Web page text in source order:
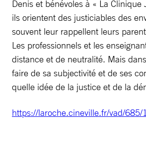
Denis et bénévoles à « La Clinique
ils orientent des justiciables des
souvent leur rappellent leurs
Les professionnels et les
distance et de neutralité. Mais
faire de sa subjectivité et de ses
quelle idée de la justice et de la
https://laroche.cineville.fr/vad/